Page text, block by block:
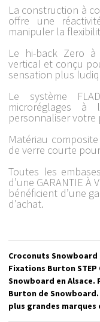
La construction à
offre une
manipuler la
Le hi-back Zero à
vertical et conçu
sensation plus
Le système
microréglages à
personnaliser votre
Matériau
de verre courte
Toutes les
d’une GARANTIE
bénéficient d’une
d’achat.
Croconuts Snowboard
Fixations Burton STEP
Snowboard en
Burton de
plus grandes marques